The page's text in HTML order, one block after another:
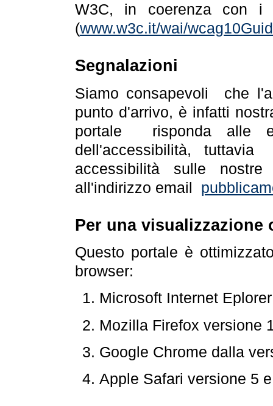
W3C, in coerenza con i
(www.w3c.it/wai/
Segnalazioni
Siamo consapevoli che
punto d'arrivo, è infatti
portale risponda alle
dell'accessibilità,
accessibilità sulle
all'indirizzo email
Per una visualizzazione
Questo portale è
browser:
Microsoft Internet
Mozilla Firefox versione
Google Chrome dalla
Apple Safari versione 5